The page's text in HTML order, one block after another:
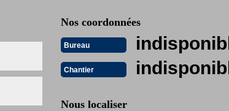
Nos coordonnées
Bureau
Chantier
Nous localiser